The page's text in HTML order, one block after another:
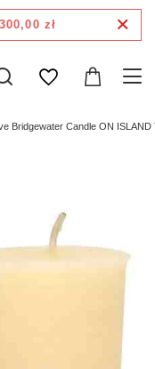
zł
Bridgewater Candle ON ISLAND